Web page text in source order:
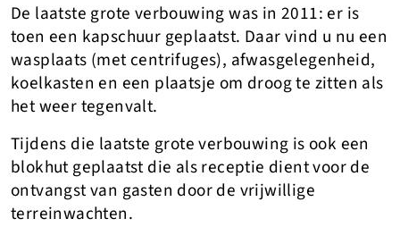
De laatste grote verbouwing was in 2011: er is
toen een kapschuur geplaatst. Daar vind u nu een
wasplaats (met centrifuges), afwasgelegenheid,
koelkasten en een plaatsje om droog te zitten als
het weer tegenvalt.
Tijdens die laatste grote verbouwing is ook een
blokhut geplaatst die als receptie dient voor de
ontvangst van gasten door de vrijwillige
terreinwachten.